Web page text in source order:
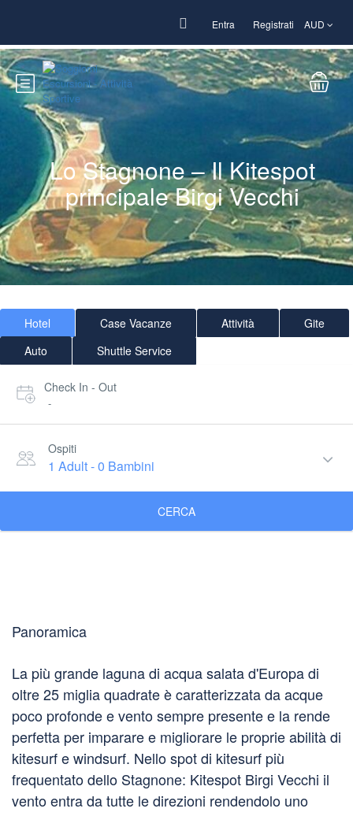
Entra Registrati AUD
Lo Stagnone – Il Kitespot
principale Birgi Vecchi
Hotel Case Vacanze Attività
Gite
Auto
Shuttle Service
Check In - Out
-
Ospiti
1 Adult-0 Bambini
CERCA
Panoramica
La più grande laguna di acqua salata d'Europa di
oltre 25 miglia quadrate è caratterizzata da acque
poco profonde e vento sempre presente e la rende
perfetta per imparare e migliorare le proprie abilità di
kitesurf e windsurf. Nello spot di kitesurf più
frequentato dello Stagnone: Kitespot Birgi Vecchi il
vento entra da tutte le direzioni rendendolo uno